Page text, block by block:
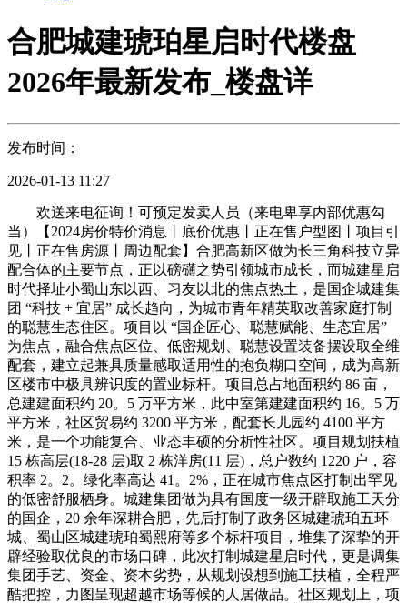
合肥城建琥珀星启时代楼盘
2026年最新发布_楼盘详
发布时间：
2026-01-13 11:27
欢送来电征询！可预定发卖人员（来电卑享内部优惠勾
当）【2024房价特价消息丨底价优惠丨正在售户型图丨项目引
见丨正在售房源丨周边配套】合肥高新区做为长三角科技立异
配合体的主要节点，正以磅礴之势引领城市成长，而城建星启
时代择址小蜀山东以西、习友以北的焦点热土，是国企城建集
团 “科技 + 宜居” 成长趋向，为城市青年精英取改善家庭打制
的聪慧生态住区。项目以 “国企匠心、聪慧赋能、生态宜居”
为焦点，融合焦点区位、低密规划、聪慧设置装备摆设取全维
配套，建立起兼具质量感取适用性的抱负糊口空间，成为高新
区楼市中极具辨识度的置业标杆。项目总占地面积约 86 亩，
总建建面积约 20。5 万平方米，此中室第建建面积约 16。5 万
平方米，社区贸易约 3200 平方米，配套长儿园约 4100 平方
米，是一个功能复合、业态丰硕的分析性社区。项目规划扶植
15 栋高层(18-28 层)取 2 栋洋房(11 层)，总户数约 1220 户，容
积率 2。2。绿化率高达 41。2%，正在城市焦点区打制出罕见
的低密舒服栖身。城建集团做为具有国度一级开辟取施工天分
的国企，20 余年深耕合肥，先后打制了政务区城建琥珀五环
城、蜀山区城建琥珀蜀熙府等多个标杆项目，堆集了深挚的开
辟经验取优良的市场口碑，此次打制城建星启时代，更是调集
集团手艺、资金、资本劣势，从规划设想到施工扶植，全程严
酷把控，力图呈现超越市场等候的人居做品。社区规划上，项